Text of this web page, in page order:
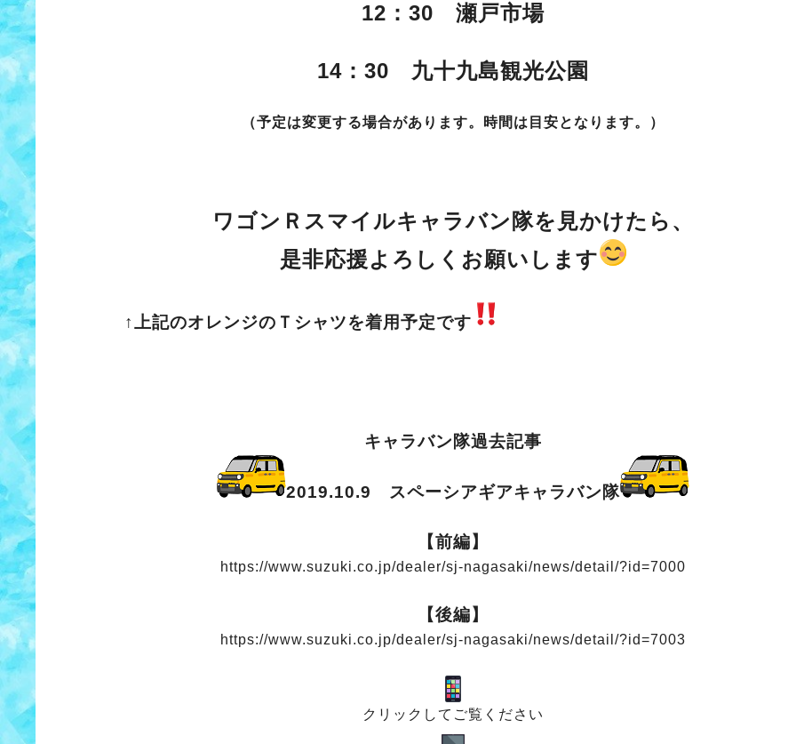
12：30 瀬戸市場
14：30 九十九島観光公園
（予定は変更する場合があります。時間は目安となります。）
ワゴンＲスマイルキャラバン隊を見かけたら、
是非応援よろしくお願いします
↑上記のオレンジのＴシャツを着用予定です
キャラバン隊過去記事
2019.10.9 スペーシアギアキャラバン隊
【前編】
https://www.suzuki.co.jp/dealer/sj-nagasaki/news/detail/?id=7000
【後編】
https://www.suzuki.co.jp/dealer/sj-nagasaki/news/detail/?id=7003
クリックしてご覧ください